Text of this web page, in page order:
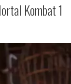
Kombat 1